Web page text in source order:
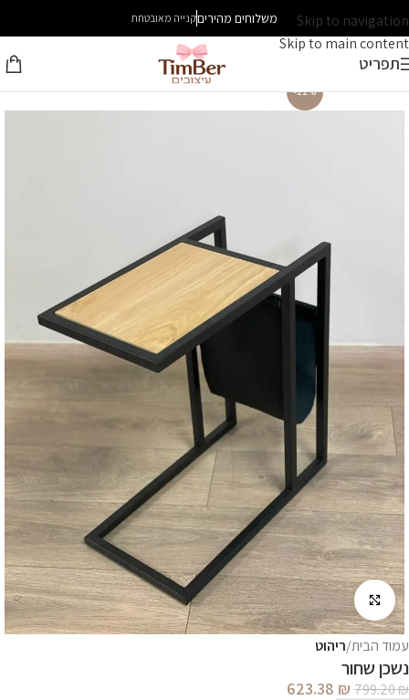
Skip to navigation
Skip to main content
משלוחים מהיריםקנייה מאובטחת
תפריט
עמוד הבית ריהוט
נשכן שחור
799.20₪
623.38 ₪
-22%
לחץ להגדלה